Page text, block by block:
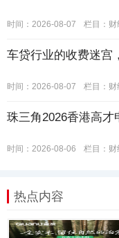
时间：2026-08-07 栏目： 财
车贷行业的收费迷宫
时间：2026-08-07 栏目： 财
珠三角2026香港高才
时间：2026-08-06 栏目： 财
热点内容